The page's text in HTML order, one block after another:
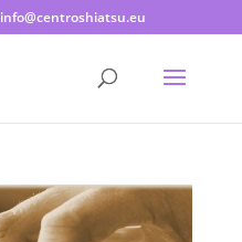
info@centroshiatsu.eu